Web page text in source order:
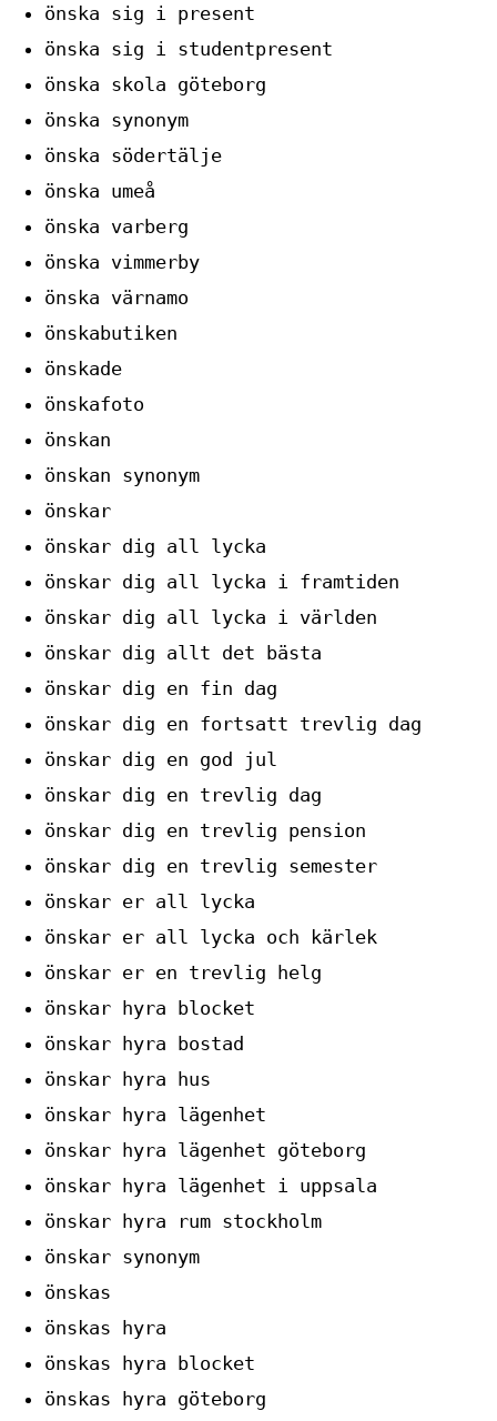
önska sig i present
önska sig i studentpresent
önska skola göteborg
önska synonym
önska södertälje
önska umeå
önska varberg
önska vimmerby
önska värnamo
önskabutiken
önskade
önskafoto
önskan
önskan synonym
önskar
önskar dig all lycka
önskar dig all lycka i framtiden
önskar dig all lycka i världen
önskar dig allt det bästa
önskar dig en fin dag
önskar dig en fortsatt trevlig dag
önskar dig en god jul
önskar dig en trevlig dag
önskar dig en trevlig pension
önskar dig en trevlig semester
önskar er all lycka
önskar er all lycka och kärlek
önskar er en trevlig helg
önskar hyra blocket
önskar hyra bostad
önskar hyra hus
önskar hyra lägenhet
önskar hyra lägenhet göteborg
önskar hyra lägenhet i uppsala
önskar hyra rum stockholm
önskar synonym
önskas
önskas hyra
önskas hyra blocket
önskas hyra göteborg